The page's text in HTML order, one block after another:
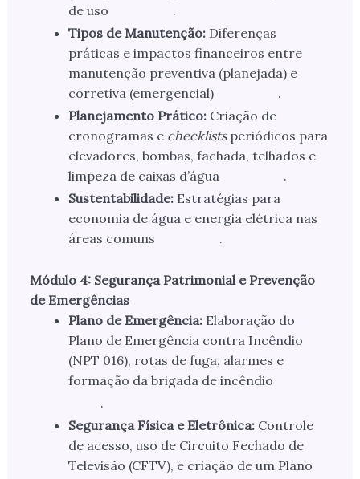
de uso
.
Tipos de Manutenção:Diferenças
práticas e impactos financeiros entre
manutenção preventiva (planejada) e
corretiva (emergencial)
.
Planejamento Prático:Criação de
cronogramas e checklistsperiódicos para
elevadores, bombas, fachada, telhados e
limpeza de caixas d’água
.
Sustentabilidade:Estratégias para
economia de água e energia elétrica nas
áreas comuns
.
Módulo 4: Segurança Patrimonial e Prevenção
de Emergências
Plano de Emergência:Elaboração do
Plano de Emergência contra Incêndio
(NPT 016), rotas de fuga, alarmes e
formação da brigada de incêndio
.
Segurança Física e Eletrônica:Controle
de acesso, uso de Circuito Fechado de
Televisão (CFTV), e criação de um Plano